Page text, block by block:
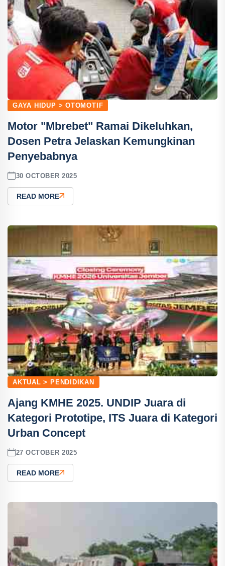
GAYA HIDUP > OTOMOTIF
Motor "Mbrebet" Ramai Dikeluhkan,
Dosen Petra Jelaskan Kemungkinan
Penyebabnya
30 OCTOBER 2025
READ MORE
AKTUAL > PENDIDIKAN
Ajang KMHE 2025. UNDIP Juara di
Kategori Prototipe, ITS Juara di Kategori
Urban Concept
27 OCTOBER 2025
READ MORE